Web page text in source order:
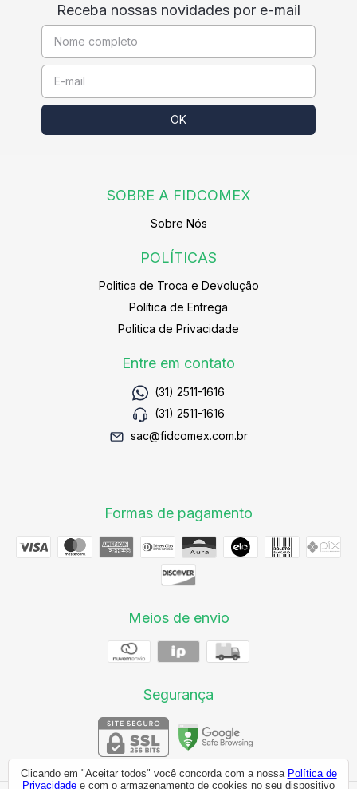
Receba nossas novidades por e-mail
SOBRE A FIDCOMEX
Sobre Nós
POLÍTICAS
Politica de Troca e Devolução
Política de Entrega
Politica de Privacidade
Entre em contato
(31) 2511-1616
(31) 2511-1616
sac@fidcomex.com.br
Formas de pagamento
Meios de envio
Segurança
Clicando em "Aceitar todos" você concorda com a nossa Política de
Privacidade e com o armazenamento de cookies no seu dispositivo